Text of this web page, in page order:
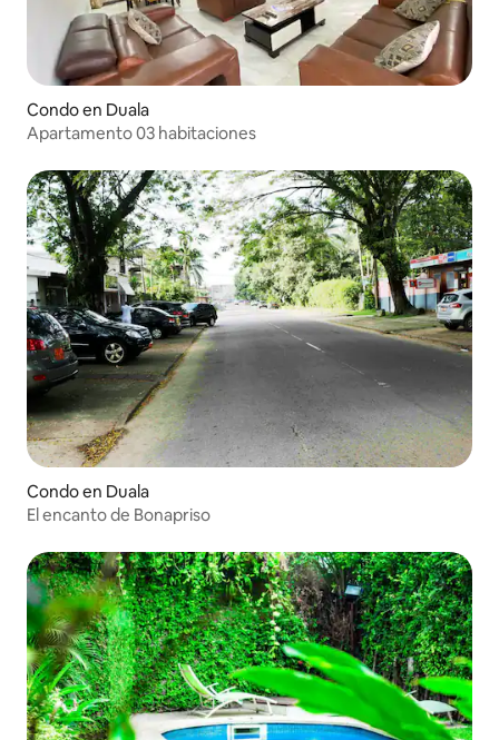
Condo en Duala
Apartamento 03 habitaciones
Condo en Duala
El encanto de Bonapriso